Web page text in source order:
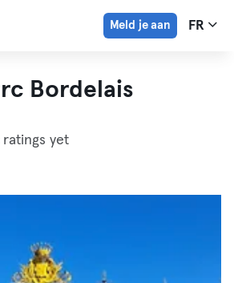
Meld je aan FR
Bordelais
ratings yet